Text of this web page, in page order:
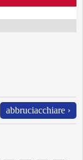
abbruciacchiare ›